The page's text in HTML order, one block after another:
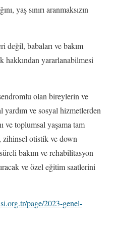
yaş sınırı aranmaksızın
değil, babaları ve bakım
yararlanabilmesi
olan bireylerin ve
ve sosyal hizmetlerden
ve toplumsal yaşama tam
zihinsel otistik ve down
bakım ve rehabilitasyon
ve özel eğitim saatlerini
page/2023-genel-